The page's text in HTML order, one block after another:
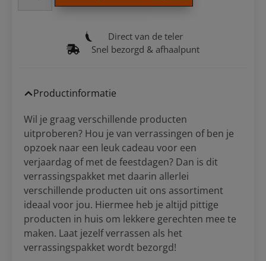
Direct van de teler
Snel bezorgd & afhaalpunt
Productinformatie
Wil je graag verschillende producten
uitproberen? Hou je van verrassingen of ben je
opzoek naar een leuk cadeau voor een
verjaardag of met de feestdagen? Dan is dit
verrassingspakket met daarin allerlei
verschillende producten uit ons assortiment
ideaal voor jou. Hiermee heb je altijd pittige
producten in huis om lekkere gerechten mee te
maken. Laat jezelf verrassen als het
verrassingspakket wordt bezorgd!